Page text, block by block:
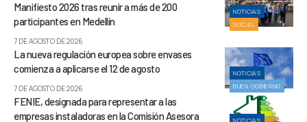
NOTICIAS
SOCIAL
Manifiesto 2026 tras reunir a más de 200
participantes en Medellín
7 DE AGOSTO DE 2026
NOTICIAS
BUEN GOBIERNO
La nueva regulación europea sobre envases
comienza a aplicarse el 12 de agosto
7 DE AGOSTO DE 2026
FENIE, designada para representar a las
empresas instaladoras en la Comisión Asesora